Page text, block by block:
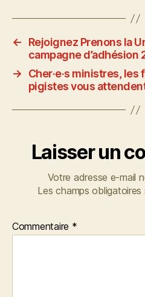
←
Rejoignez Prenons la
campagne d’adhésion
→
Cher·e·s ministres,
pigistes vous
Laisser un
Votre adresse e-mail
Les champs
Commentaire *